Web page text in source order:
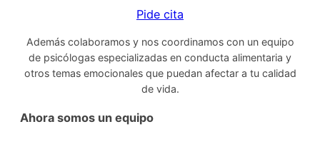
Pide cita
Además colaboramos y nos coordinamos con un equipo
de psicólogas especializadas en conducta alimentaria y
otros temas emocionales que puedan afectar a tu calidad
de vida.
Ahora somos un equipo